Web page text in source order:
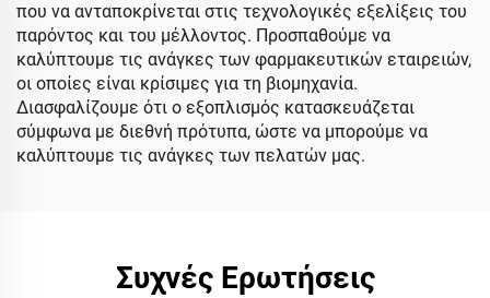
που να ανταποκρίνεται στις τεχνολογικές εξελίξεις του
παρόντος και του μέλλοντος. Προσπαθούμε να
καλύπτουμε τις ανάγκες των φαρμακευτικών εταιρειών,
οι οποίες είναι κρίσιμες για τη βιομηχανία.
Διασφαλίζουμε ότι ο εξοπλισμός κατασκευάζεται
σύμφωνα με διεθνή πρότυπα, ώστε να μπορούμε να
καλύπτουμε τις ανάγκες των πελατών μας.
Συχνές Ερωτήσεις